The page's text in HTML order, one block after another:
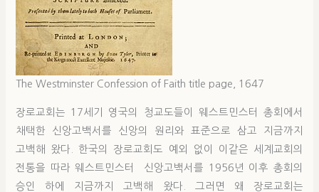
The Westminster Confession of Faith title page, 1647
장로교회는 17세기 영국의 청교도들이 웨스트민스터 총회에서
채택한 신앙고백서를 신앙의 원리와 표준으로 삼고 지금까지
고백해 왔다. 한국의 장로교회도 예외 없이 이같은 세계교회의
전통을 따라 웨스트민스터 신앙고백서를 1956년 이후 총회의
승인 하에 지금까지 고백해 왔다. 그러면 왜 장로교회는